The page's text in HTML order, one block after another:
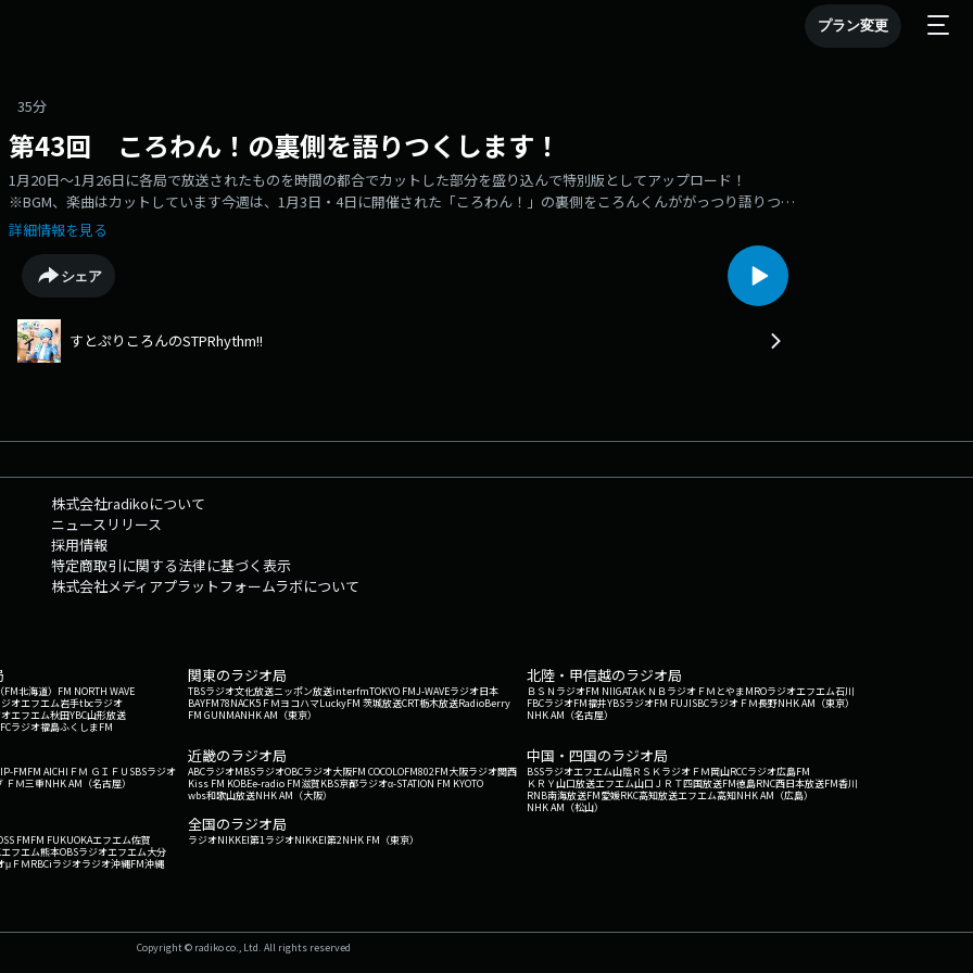
プラン変更
35分
第43回 ころわん！の裏側を語りつくします！
1月20日～1月26日に各局で放送されたものを時間の都合でカットした部分を盛り込んで特別版としてアップロード！
※BGM、楽曲はカットしています今週は、1月3日・4日に開催された「ころわん！」の裏側をころんくんががっつり語りつく
します！！メッセージはいつでも募集中です！番組ハッシュタグは→ #すとぷりずむ
詳細情報を見る
シェア
すとぷりころんのSTPRhythm!!
株式会社radikoについて
ニュースリリース
採用情報
特定商取引に関する法律に基づく表示
株式会社メディアプラットフォームラボについて
北海道） FM NORTH WAVE
オエフエム岩手tbcラジオ
エフエム秋田YBC山形放送
ラジオ福島ふくしまFM
関東のラジオ局
TBSラジオ文化放送ニッポン放送interfmTOKYO FMJ-WAVEラジオ日本
BAYFM78NACK5 ＦＭヨコハマLuckyFM 茨城放送CRT栃木放送RadioBerry
FM GUNMANHK AM（東京）
北陸・甲信越のラジオ局
ＢＳＮラジオFM NIIGATAＫＮＢラジオ ＦＭとやまMROラジオエフエム石川
FBCラジオFM福井YBSラジオFM FUJISBCラジオ ＦＭ長野NHK AM（東京）
NHK AM（名古屋）
FMFM AICHI ＦＭ ＧＩＦＵ SBSラジオ
ＦＭ三重NHK AM（名古屋）
近畿のラジオ局
ABCラジオMBSラジオOBCラジオ大阪FM COCOLOFM802FM大阪ラジオ関西
Kiss FM KOBEe-radio FM滋賀KBS京都ラジオα-STATION FM KYOTO
wbs和歌山放送NHK AM（大阪）
中国・四国のラジオ局
BSSラジオエフエム山陰ＲＳＫラジオ ＦＭ岡山RCCラジオ広島FM
ＫＲＹ山口放送エフエム山口 ＪＲＴ四国放送FM徳島RNC西日本放送FM香川
RNB南海放送FM愛媛RKC高知放送エフエム高知NHK AM（広島）
NHK AM（松山）
FMFM FUKUOKAエフエム佐賀
フエム熊本OBSラジオエフエム大分
μＦＭRBCiラジオラジオ沖縄FM沖縄
全国のラジオ局
ラジオNIKKEI第1ラジオNIKKEI第2NHK FM（東京）
Copyright © radiko co., Ltd. All rights reserved